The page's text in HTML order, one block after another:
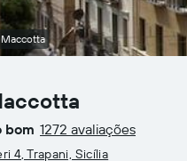
bom 1272 avaliações
4, Trapani, Sicília